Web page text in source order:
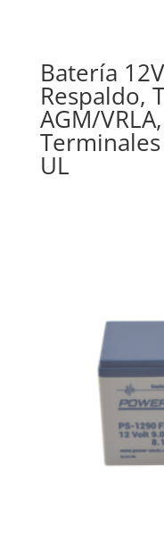
Batería
Respaldo,
AGM/
UL